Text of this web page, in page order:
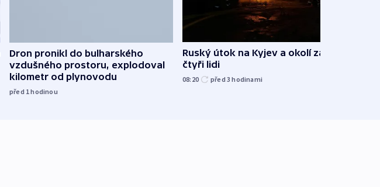
Dron pronikl do bulharského
vzdušného prostoru, explodoval
kilometr od plynovodu
před 1hodinou
Ruský útok na Kyjev a okolí zabil
čtyři lidi
08:20 před 3hodinami